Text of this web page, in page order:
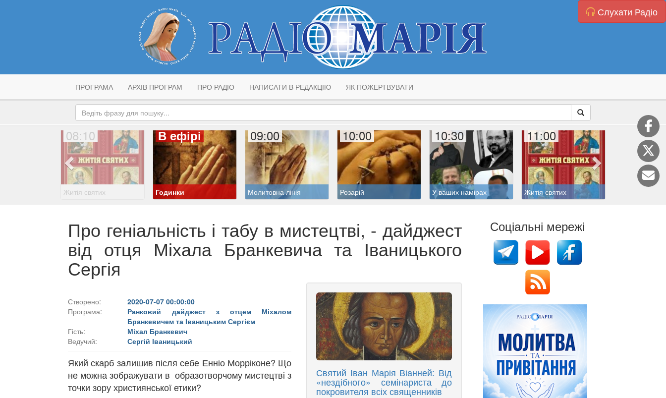
Слухати Радіо
ПРОГРАМА АРХІВ ПРОГРАМ ПРО РАДІО НАПИСАТИ В РЕДАКЦІЮ ЯК ПОЖЕРТВУВАТИ
08:10
Житія святих
В ефірі
Годинки
09:00
Молитовна лінія
10:00
Розарій
10:30
У ваших намірах
11:00
Житія святих
11:20
Про геніальність і табу в мистецтві, - дайджест
від отця Міхала Бранкевича та Іваницького
Сергія
Створено:
2020-07-07 00:00:00
Програма:
Ранковий дайджест з отцем Міхалом
Бранкевичем та Іваницьким Сергієм
Гість:
Міхал Бранкевич
Ведучий:
Сергій Іваницький
Який скарб залишив після себе Енніо Морріконе? Що
не можна зображувати в образотворчому мистецтві з
точки зору християнської етики?
Святий Іван Марія Віанней: Від
«нездібного» семінариста до
покровителя всіх священників
Соціальні мережі